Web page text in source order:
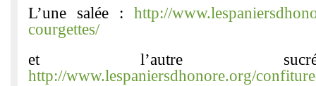
L’une salée : http://
courgettes/
et l’autre
http://www.lespaniersdhonore.org/